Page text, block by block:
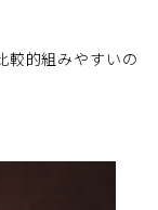
較的組みやすいの